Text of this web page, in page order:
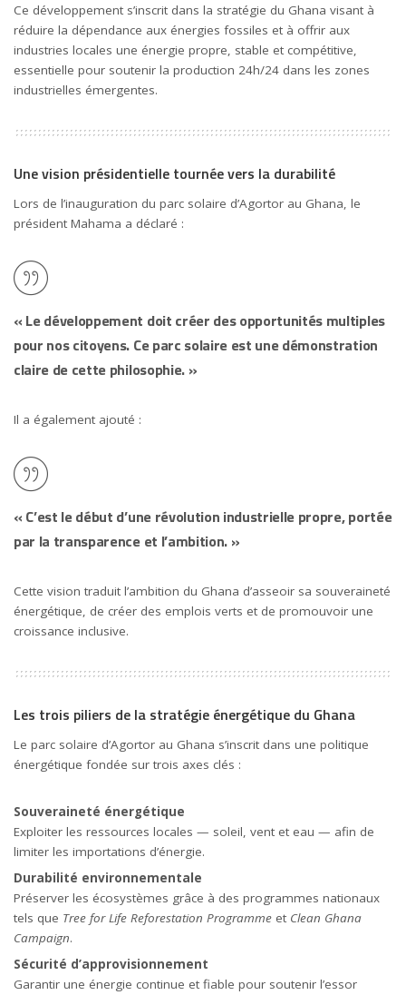
Ce développement s’inscrit dans la stratégie du Ghana visant à
réduire la dépendance aux énergies fossiles et à offrir aux
industries locales une énergie propre, stable et compétitive,
essentielle pour soutenir la production 24h/24 dans les zones
industrielles émergentes.
Une vision présidentielle tournée vers la durabilité
Lors de l’inauguration du parc solaire d’Agortor au Ghana, le
président Mahama a déclaré :
« Le développement doit créer des opportunités multiples
pour nos citoyens. Ce parc solaire est une démonstration
claire de cette philosophie. »
Il a également ajouté :
« C’est le début d’une révolution industrielle propre, portée
par la transparence et l’ambition. »
Cette vision traduit l’ambition du Ghana d’asseoir sa souveraineté
énergétique, de créer des emplois verts et de promouvoir une
croissance inclusive.
Les trois piliers de la stratégie énergétique du Ghana
Le parc solaire d’Agortor au Ghana s’inscrit dans une politique
énergétique fondée sur trois axes clés :
Souveraineté énergétique
Exploiter les ressources locales — soleil, vent et eau — afin de
limiter les importations d’énergie.
Durabilité environnementale
Préserver les écosystèmes grâce à des programmes nationaux
tels que Tree for Life Reforestation Programme et Clean Ghana
Campaign.
Sécurité d’approvisionnement
Garantir une énergie continue et fiable pour soutenir l’essor